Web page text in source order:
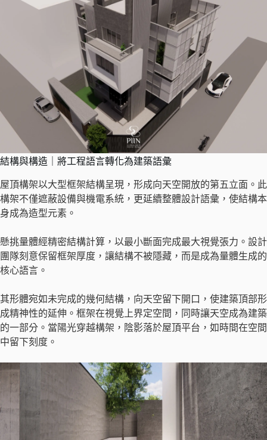
結構與構造｜將工程語言轉化為建築語彙
屋頂構架以大型框架結構呈現，形成向天空開放的第五立面。此
構架不僅遮蔽設備與機電系統，更延續整體設計語彙，使結構本
身成為造型元素。
懸挑量體經精密結構計算，以最小斷面完成最大視覺張力。設計
團隊刻意保留框架厚度，讓結構不被隱藏，而是成為量體生成的
核心語言。
其形體宛如未完成的幾何結構，向天空留下開口，使建築頂部形
成精神性的延伸。框架在視覺上界定空間，同時讓天空成為建築
的一部分。當陽光穿越構架，陰影落於屋頂平台，如時間在空間
中留下刻度。